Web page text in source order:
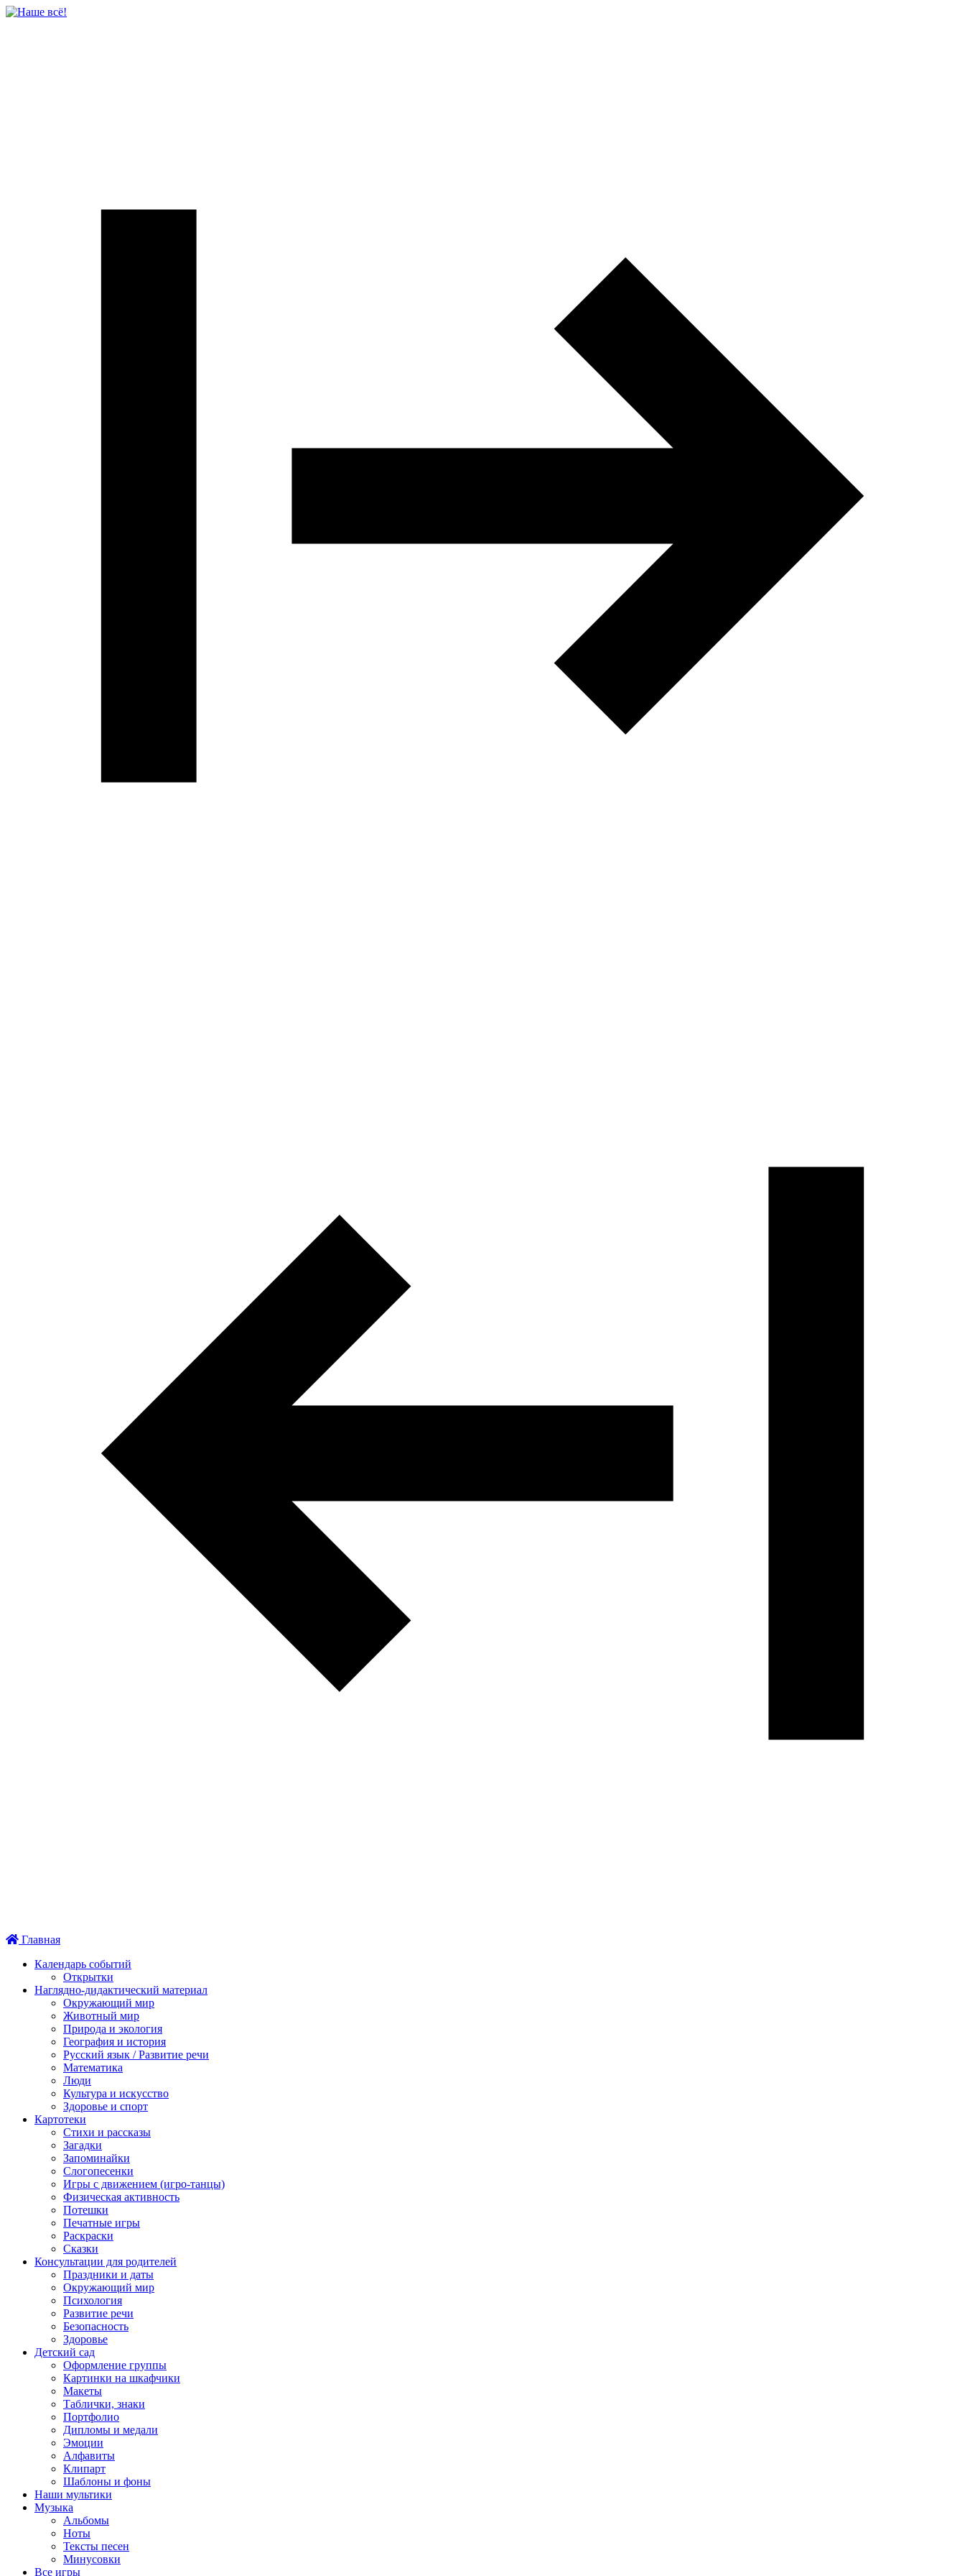
Главная
Календарь событий
Открытки
Наглядно-дидактический материал
Окружающий мир
Животный мир
Природа и экология
География и история
Русский язык / Развитие речи
Математика
Люди
Культура и искусство
Здоровье и спорт
Картотеки
Стихи и рассказы
Загадки
Запоминайки
Слогопесенки
Игры с движением (игро-танцы)
Физическая активность
Потешки
Печатные игры
Раскраски
Сказки
Консультации для родителей
Праздники и даты
Окружающий мир
Психология
Развитие речи
Безопасность
Здоровье
Детский сад
Оформление группы
Картинки на шкафчики
Макеты
Таблички, знаки
Портфолио
Дипломы и медали
Эмоции
Алфавиты
Клипарт
Шаблоны и фоны
Наши мультики
Музыка
Альбомы
Ноты
Тексты песен
Минусовки
Все игры